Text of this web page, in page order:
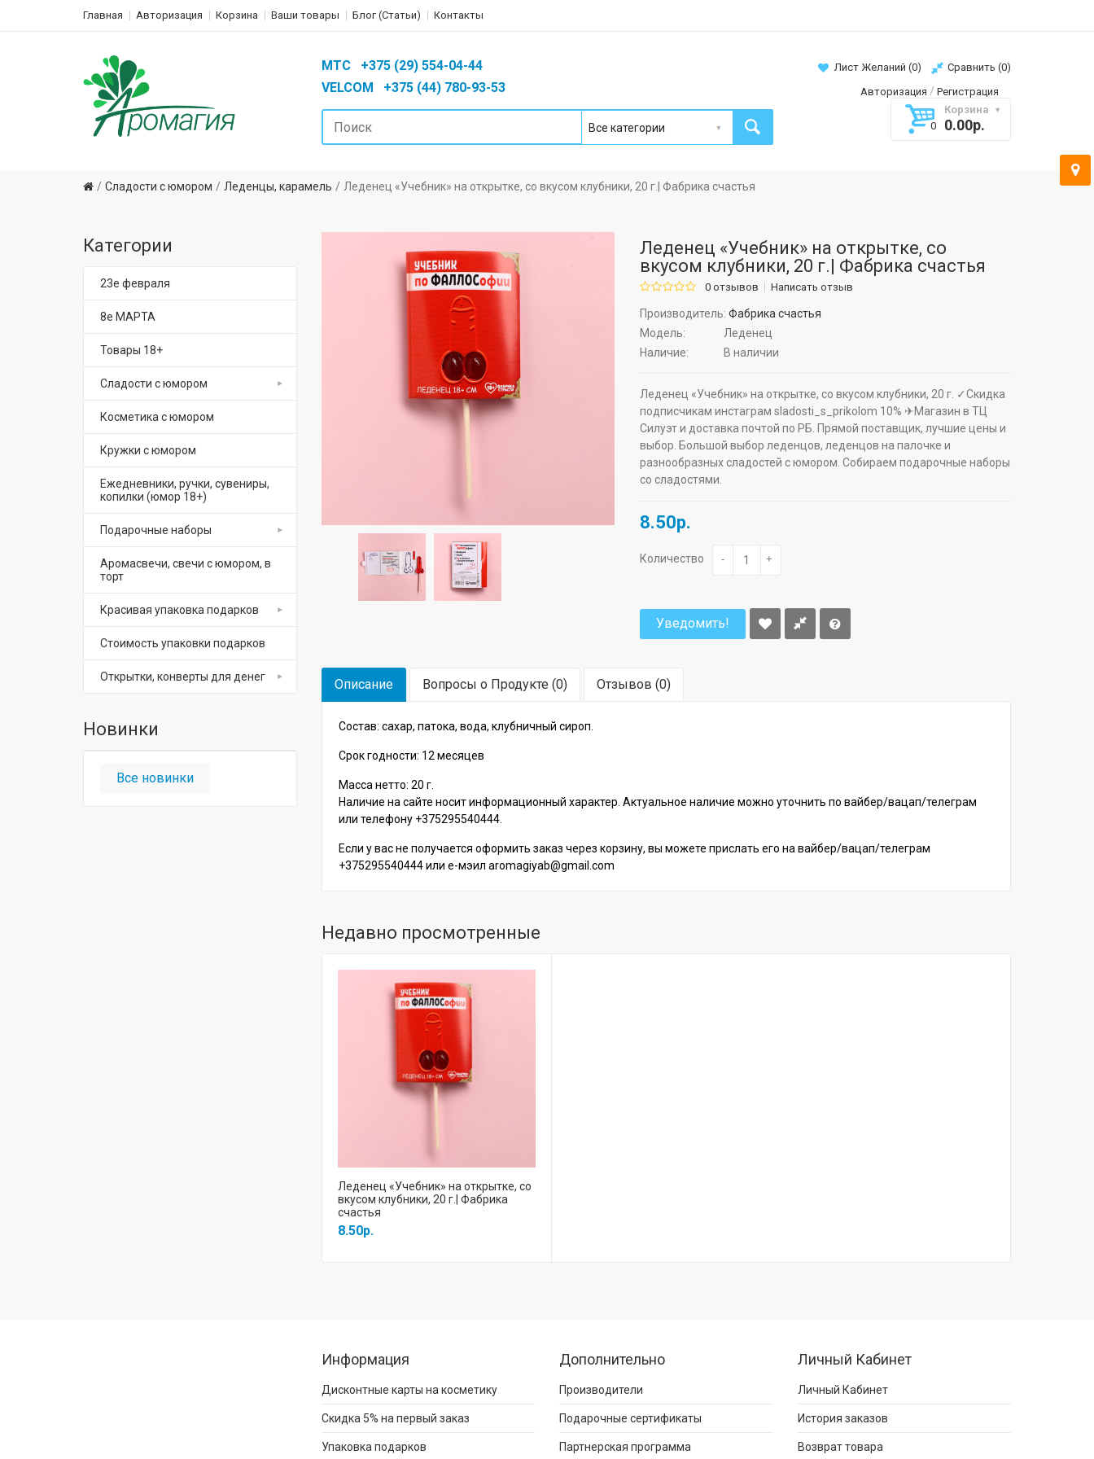
Главная Авторизация Корзина Ваши товары Блог (Статьи) Контакты
MTC +375 (29) 554-04-44
VELCOM +375 (44) 780-93-53
Лист Желаний (0) Сравнить (0)
Авторизация / Регистрация
Корзина
0
0.00р.
Сладости с юмором Леденцы, карамель Леденец «Учебник» на открытке, со вкусом клубники, 20 г.| Фабрика счастья
Категории
23е февраля
8е МАРТА
Товары 18+
Сладости с юмором
Косметика с юмором
Кружки с юмором
Ежедневники, ручки, сувениры,
копилки (юмор 18+)
Подарочные наборы
Аромасвечи, свечи с юмором, в
торт
Красивая упаковка подарков
Стоимость упаковки подарков
Открытки, конверты для денег
Новинки
Все новинки
Леденец «Учебник» на открытке, со
вкусом клубники, 20 г.| Фабрика счастья
0 отзывов Написать отзыв
Производитель: Фабрика счастья
Модель:
Леденец
Наличие:
В наличии
Леденец «Учебник» на открытке, со вкусом клубники, 20 г. ✓Скидка
подписчикам инстаграм sladosti_s_prikolom 10% ✈Магазин в ТЦ
Силуэт и доставка почтой по РБ. Прямой поставщик, лучшие цены и
выбор. Большой выбор леденцов, леденцов на палочке и
разнообразных сладостей с юмором. Собираем подарочные наборы
со сладостями.
8.50р.
Количество - +
Уведомить!
Описание Вопросы о Продукте (0) Отзывов (0)
Состав: сахар, патока, вода, клубничный сироп.
Срок годности: 12 месяцев
Масса нетто: 20 г.
Наличие на сайте носит информационный характер. Актуальное наличие можно уточнить по вайбер/вацап/телеграм
или телефону +375295540444.
Если у вас не получается оформить заказ через корзину, вы можете прислать его на вайбер/вацап/телеграм
+375295540444 или е-мэил aromagiyab@gmail.com
Недавно просмотренные
Леденец «Учебник» на открытке, со
вкусом клубники, 20 г.| Фабрика
счастья
8.50р.
Информация
Дисконтные карты на косметику
Скидка 5% на первый заказ
Упаковка подарков
Дополнительно
Производители
Подарочные сертификаты
Партнерская программа
Личный Кабинет
Личный Кабинет
История заказов
Возврат товара